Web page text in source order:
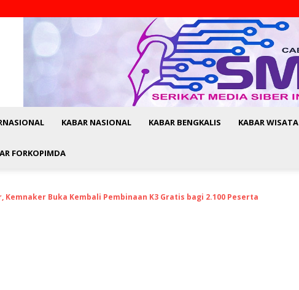
KABAR NASIONAL KABAR BENGKALIS KABAR WISATA
FORKOPIMDA
Kemnaker Buka Kembali Pembinaan K3 Gratis bagi 2.100 Peserta